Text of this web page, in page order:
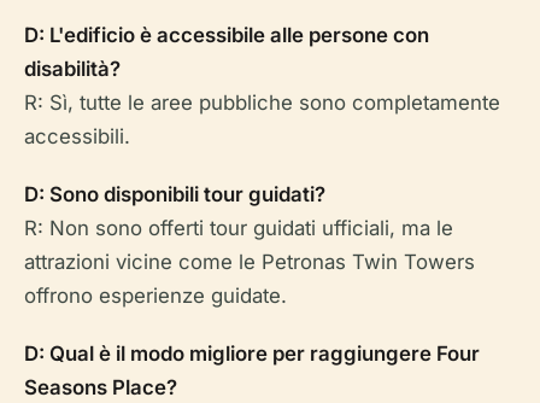
D: L'edificio è accessibile alle persone con
disabilità?
R: Sì, tutte le aree pubbliche sono completamente
accessibili.
D: Sono disponibili tour guidati?
R: Non sono offerti tour guidati ufficiali, ma le
attrazioni vicine come le Petronas Twin Towers
offrono esperienze guidate.
D: Qual è il modo migliore per raggiungere Four
Seasons Place?